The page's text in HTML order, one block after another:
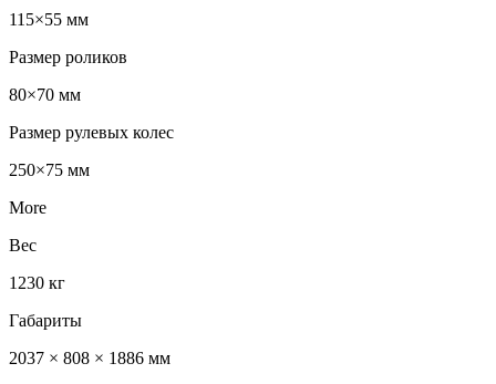
115×55 мм
Размер роликов
80×70 мм
Размер рулевых колес
250×75 мм
More
Вес
1230 кг
Габариты
2037 × 808 × 1886 мм